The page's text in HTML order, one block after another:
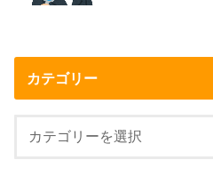
カテゴリー